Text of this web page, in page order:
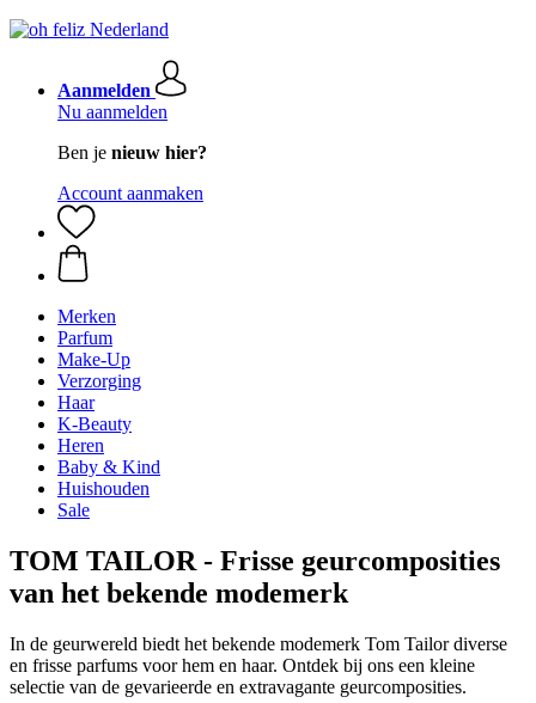
Aanmelden
Nu aanmelden
Ben je nieuw hier?
Account aanmaken
Merken
Parfum
Make-Up
Verzorging
Haar
K-Beauty
Heren
Baby & Kind
Huishouden
Sale
TOM TAILOR - Frisse geurcomposities
van het bekende modemerk
In de geurwereld biedt het bekende modemerk Tom Tailor diverse
en frisse parfums voor hem en haar. Ontdek bij ons een kleine
selectie van de gevarieerde en extravagante geurcomposities.